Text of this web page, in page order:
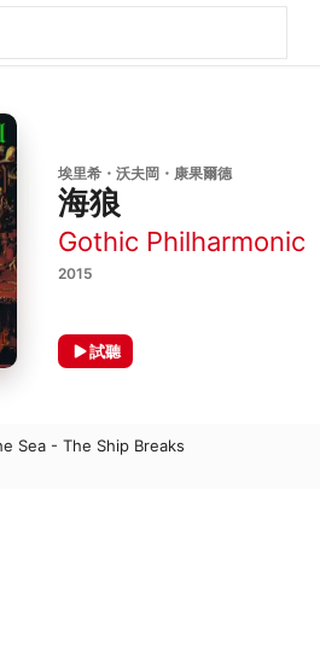
埃里希・沃夫岡・康果爾德
海狼
Gothic Philharmonic
2015
試聽
Sea - The Ship Breaks